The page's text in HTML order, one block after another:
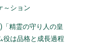
～ション
「精霊の守り人の皇
役は品格と成長過程